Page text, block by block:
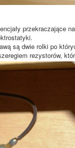
przekraczające
są dwie rolki po
rezystorów,